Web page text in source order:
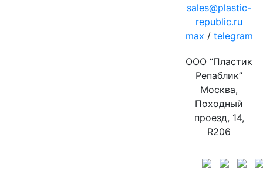
sales@plastic-
republic.ru
max / telegram
ООО “Пластик
Репаблик”
Москва,
Походный
проезд, 14,
R206